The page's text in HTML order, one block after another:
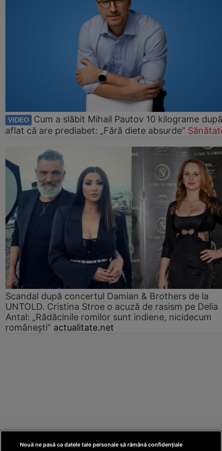
VIDEO
Cum a slăbit Mihail Pautov 10 kilograme
aflat că are prediabet: „Fără diete absurde”
Scandal după concertul Damian & Brothers de la
UNTOLD. Cristina Stroe o acuză de rasism pe Delia
Antal: „Rădăcinile romilor sunt indiene, nicidecum
românești” actualitate.net
Nouă ne pasă ca datele tale personale să rămână confidențiale